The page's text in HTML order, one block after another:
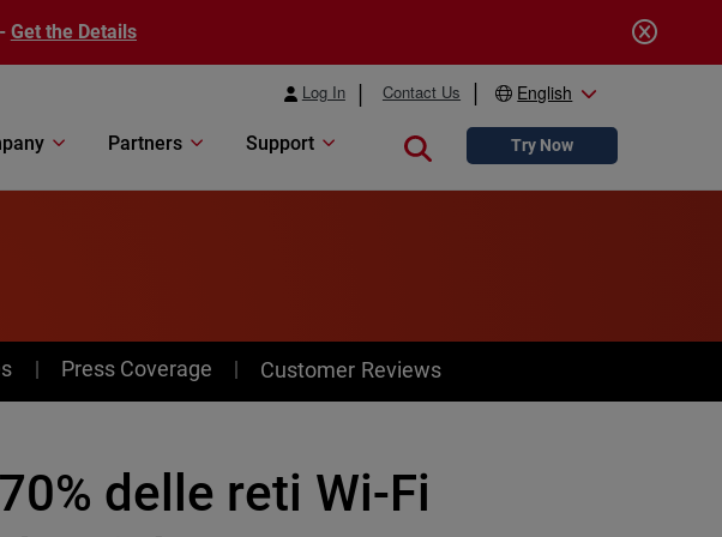
Get the Details
Log In Contact Us English
Partners Support Close searchTry Now
Press Coverage Customer Reviews
delle reti Wi-Fi